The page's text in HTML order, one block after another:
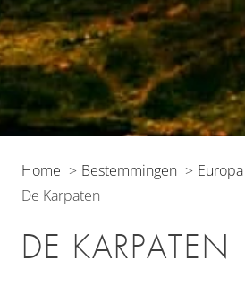
Home Bestemmingen Europa
De Karpaten
DE KARPATEN